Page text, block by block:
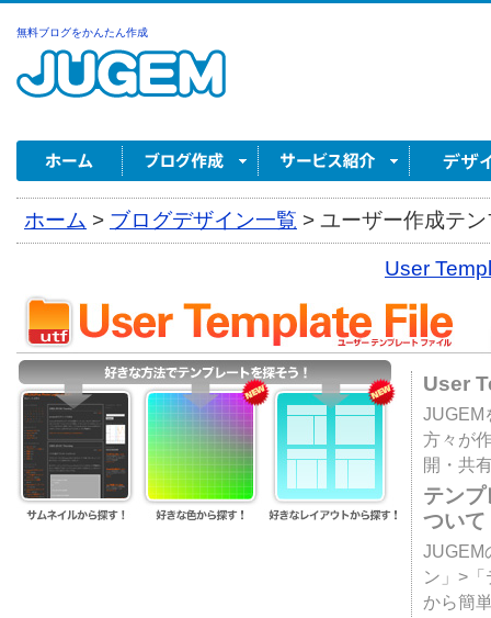
無料ブログをかんたん作成
ホーム > ブログデザイン一覧 > ユーザー作成テ
User
User
JUGEM
方々が
開・共
テン
ついて
JUGEM
ン」>
から簡